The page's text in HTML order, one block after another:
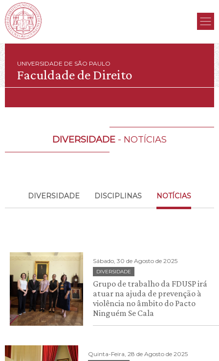
UNIVERSIDADE DE SÃO PAULO
Faculdade de Direito
DIVERSIDADE - NOTÍCIAS
DIVERSIDADE DISCIPLINAS NOTÍCIAS
Sábado, 30 de Agosto de 2025
DIVERSIDADE
Grupo de trabalho da FDUSP irá
atuar na ajuda de prevenção à
violência no âmbito do Pacto
Ninguém Se Cala
Quinta-Feira, 28 de Agosto de 2025